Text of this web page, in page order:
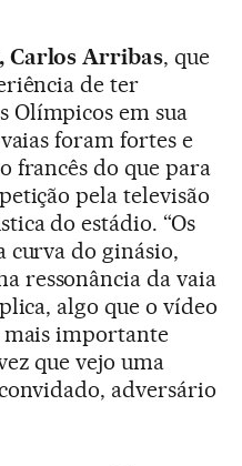
Carlos Arribas, que
de ter
Olímpicos em sua
foram fortes e
francês do que para
pela televisão
do estádio. “Os
curva do ginásio,
ressonância da vaia
algo que o vídeo
mais importante
que vejo uma
adversário